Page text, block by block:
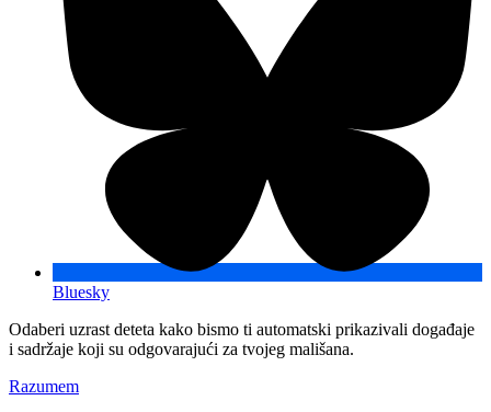
Bluesky
Odaberi uzrast deteta kako bismo ti automatski prikazivali događaje
i sadržaje koji su odgovarajući za tvojeg mališana.
Razumem